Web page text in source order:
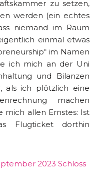
zu setzen,
werden (ein echtes
niemand im Raum
einmal etwas
im Namen
ich mich an der Uni
und Bilanzen
als ich plötzlich eine
machen
mich allen Ernstes: Ist
Flugticket dorthin